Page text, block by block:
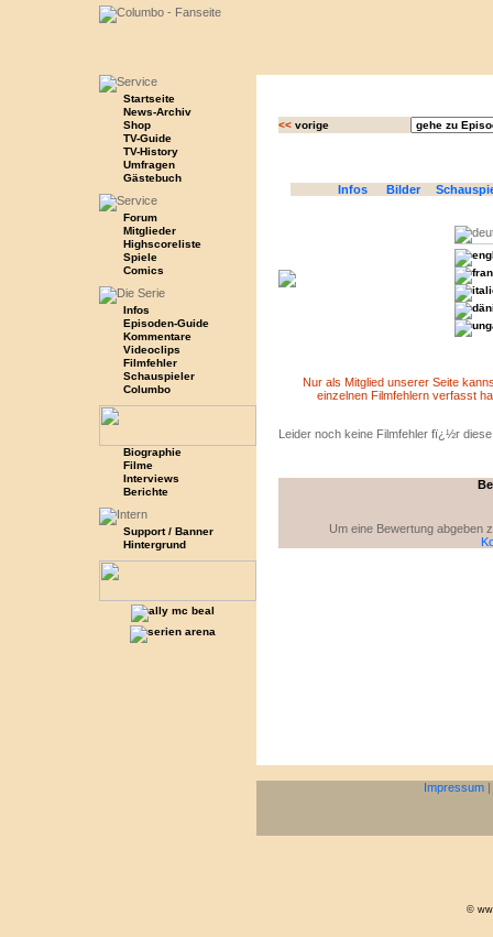
Startseite
News-Archiv
Shop
TV-Guide
TV-History
Umfragen
Gästebuch
Forum
Mitglieder
Highscoreliste
Spiele
Comics
Infos
Episoden-Guide
Kommentare
Videoclips
Filmfehler
Schauspieler
Columbo
Biographie
Filme
Interviews
Berichte
Support / Banner
Hintergrund
<<vorige
Infos Bilder
Nur als Mitglied unserer Seite
einzelnen Filmfehlern verfasst
Leider noch keine Filmfehler fï¿½r
Um eine Bewertung abgeben
Impressum |
©